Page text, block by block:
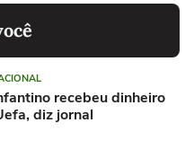
recebeu dinheiro
diz jornal